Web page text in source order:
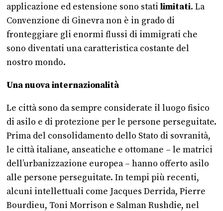
applicazione ed estensione sono stati limitati. La
Convenzione di Ginevra non è in grado di
fronteggiare gli enormi flussi di immigrati che
sono diventati una caratteristica costante del
nostro mondo.
Una nuova internazionalità
Le città sono da sempre considerate il luogo fisico
di asilo e di protezione per le persone perseguitate.
Prima del consolidamento dello Stato di sovranità,
le città italiane, anseatiche e ottomane – le matrici
dell’urbanizzazione europea – hanno offerto asilo
alle persone perseguitate. In tempi più recenti,
alcuni intellettuali come Jacques Derrida, Pierre
Bourdieu, Toni Morrison e Salman Rushdie, nel